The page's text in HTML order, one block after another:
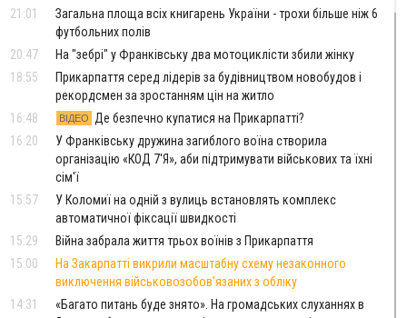
21:01
Загальна площа всіх книгарень України - трохи більше ніж 6
футбольних полів
20:47
На "зебрі" у Франківську два мотоциклісти збили жінку
18:55
Прикарпаття серед лідерів за будівництвом новобудов і
рекордсмен за зростанням цін на житло
16:48
ВІДЕО
Де безпечно купатися на Прикарпатті?
16:20
У Франківську дружина загиблого воїна створила
організацію «КОД 7'Я», аби підтримувати військових та їхні
сім'ї
15:57
У Коломиї на одній з вулиць встановлять комплекс
автоматичної фіксації швидкості
15:29
Війна забрала життя трьох воїнів з Прикарпаття
15:00
На Закарпатті викрили масштабну схему незаконного
виключення військовозобов’язаних з обліку
14:31
«Багато питань буде знято». На громадських слуханнях в